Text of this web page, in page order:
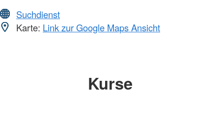
Suchdienst
Karte: Link zur Google Maps Ansicht
Kurse